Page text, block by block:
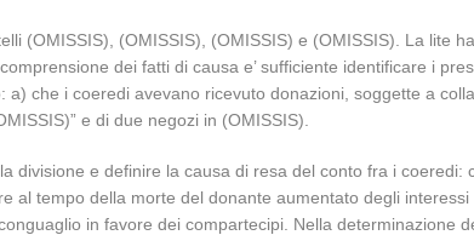
(OMISSIS), (OMISSIS), (OMISSIS) e (OMISSIS). La lite
dei fatti di causa e’ sufficiente identificare i
che i coeredi avevano ricevuto donazioni, soggette a
e di due negozi in (OMISSIS).
divisione e definire la causa di resa del conto fra i coeredi:
al tempo della morte del donante aumentato degli
in favore dei compartecipi. Nella determinazione